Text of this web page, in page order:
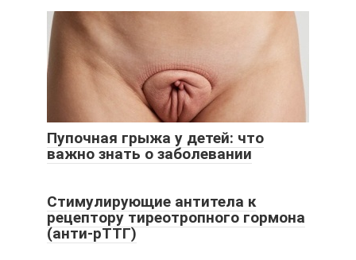
Пупочная грыжа у детей: что
важно знать о заболевании
Стимулирующие антитела к
рецептору тиреотропного гормона
(анти-рТТГ)